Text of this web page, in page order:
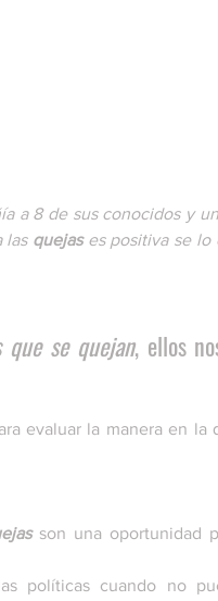
a 8 de sus conocidos y
las quejas es positiva se lo
se quejan, ellos
evaluar la manera en la
políticas cuando no